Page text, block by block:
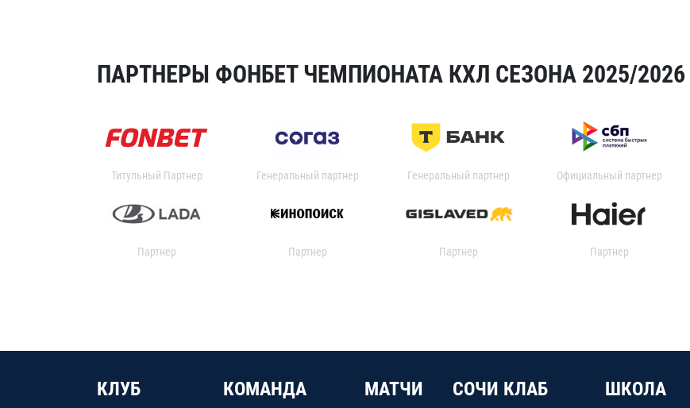
ПАРТНЕРЫ ФОНБЕТ ЧЕМПИОНАТА КХЛ СЕЗОНА 2025/2026
Титульный Партнер Генеральный партнер Генеральный партнер Официальный партнер
Партнер Партнер Партнер Партнер
КЛУБ КОМАНДА МАТЧИ СОЧИ КЛАБ ШКОЛА